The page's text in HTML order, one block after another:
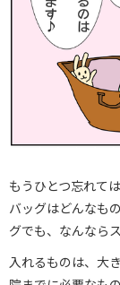
もうひとつ忘れて
バッグはどんなも
グでも、なんなら
入れるものは、大